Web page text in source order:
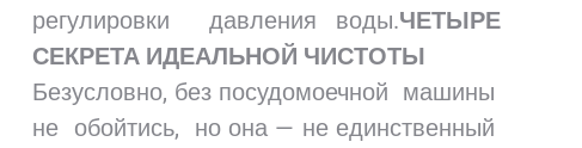
регулировки давления воды.ЧЕТЫРЕ
СЕКРЕТА ИДЕАЛЬНОЙ ЧИСТОТЫ
Безусловно, без посудомоечной машины
не обойтись, но она — не единственный